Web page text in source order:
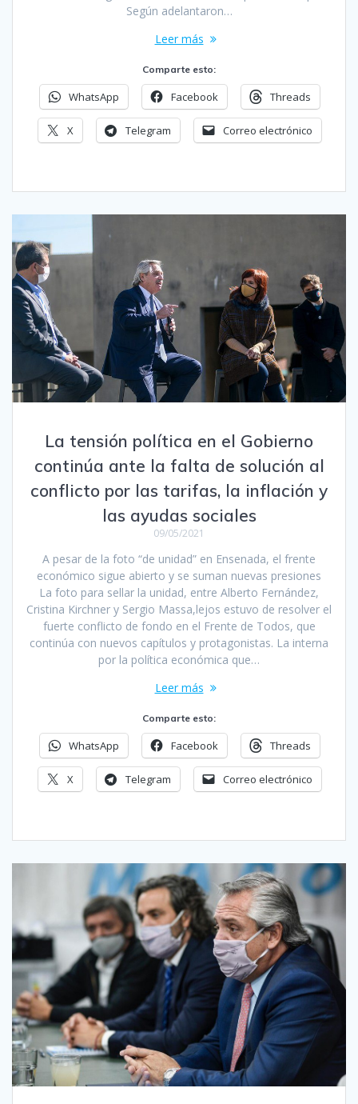
Según adelantaron…
Leer más
Comparte esto:
WhatsApp Facebook Threads
X Telegram Correo electrónico
La tensión política en el Gobierno
continúa ante la falta de solución al
conflicto por las tarifas, la inflación y
las ayudas sociales
09/05/2021
A pesar de la foto “de unidad” en Ensenada, el frente
económico sigue abierto y se suman nuevas presiones
La foto para sellar la unidad, entre Alberto Fernández,
Cristina Kirchner y Sergio Massa,lejos estuvo de resolver el
fuerte conflicto de fondo en el Frente de Todos, que
continúa con nuevos capítulos y protagonistas. La interna
por la política económica que…
Leer más
Comparte esto:
WhatsApp Facebook Threads
X Telegram Correo electrónico